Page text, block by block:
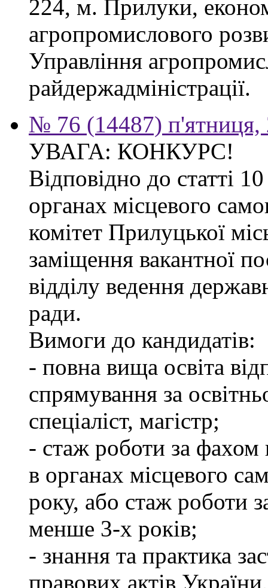
224, м. Прилуки,
агропромислового
Управління
райдержадміністрації.
№ 76 (14487) п'ятниця,
УВАГА: КОНКУРС!
Відповідно до статті
органах місцевого
комітет Прилуцької
заміщення вакантної
відділу ведення
ради.
Вимоги до кандидатів:
- повна вища освіта
спрямування за
спеціаліст, магістр;
- стаж роботи за фахом
в органах місцевого
року, або стаж роботи
менше 3-х років;
- знання та практика
правових актів